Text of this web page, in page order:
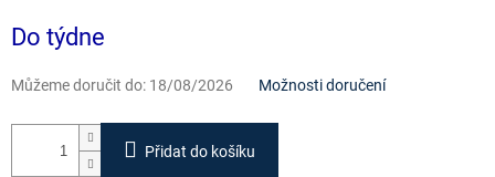
cena:
Do týdne
Můžeme doručit do: 18/08/2026 Možnosti doručení
Přidat do košíku